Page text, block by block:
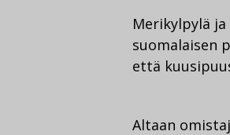
Merikylpylä
suomalaisen
että
Altaan